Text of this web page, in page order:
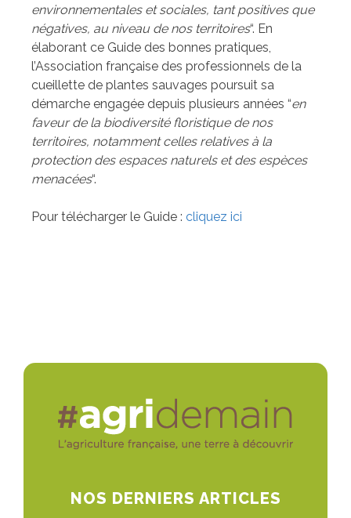
environnementales et sociales, tant positives que
négatives, au niveau de nos territoires“. En
élaborant ce Guide des bonnes pratiques,
l’Association française des professionnels de la
cueillette de plantes sauvages poursuit sa
démarche engagée depuis plusieurs années “en
faveur de la biodiversité floristique de nos
territoires, notamment celles relatives à la
protection des espaces naturels et des espèces
menacées“.
Pour télécharger le Guide : cliquez ici
NOS DERNIERS ARTICLES